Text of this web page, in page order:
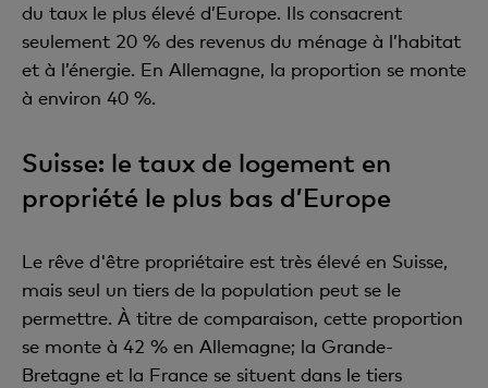
du taux le plus élevé d’Europe. Ils consacrent
seulement 20 % des revenus du ménage à l’habitat
et à l’énergie. En Allemagne, la proportion se monte
à environ 40 %.
Suisse: le taux de logement en
propriété le plus bas d’Europe
Le rêve d'être propriétaire est très élevé en Suisse,
mais seul un tiers de la population peut se le
permettre. À titre de comparaison, cette proportion
se monte à 42 % en Allemagne; la Grande-
Bretagne et la France se situent dans le tiers